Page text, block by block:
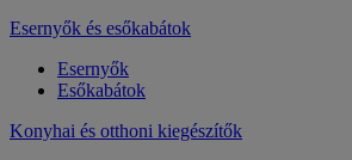
Esernyők és esőkabátok
Esernyők
Esőkabátok
Konyhai és otthoni kiegészítők